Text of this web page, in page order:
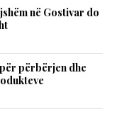
në Gostivar do
përbërjen dhe